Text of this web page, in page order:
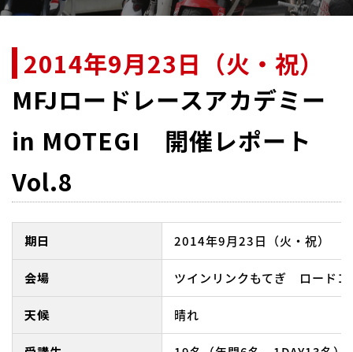
MFJロードレースアカデミー
in MOTEGI 開催レポート
Vol.8
2014年9月23日（火・祝）
期日 2014年9月23日（火・祝）
会場 ツインリンクもてぎ ロードコ
天候 晴れ